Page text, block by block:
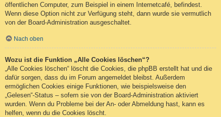
öffentlichen Computer, zum Beispiel in einem Internetcafé, befindest.
Wenn diese Option nicht zur Verfügung steht, dann wurde sie vermutlich
von der Board-Administration ausgeschaltet.
Nach oben
Wozu ist die Funktion „Alle Cookies löschen“?
„Alle Cookies löschen“ löscht die Cookies, die phpBB erstellt hat und die
dafür sorgen, dass du im Forum angemeldet bleibst. Außerdem
ermöglichen Cookies einige Funktionen, wie beispielsweise den
„Gelesen“-Status – sofern sie von der Board-Administration aktiviert
wurden. Wenn du Probleme bei der An- oder Abmeldung hast, kann es
helfen, wenn du die Cookies löscht.